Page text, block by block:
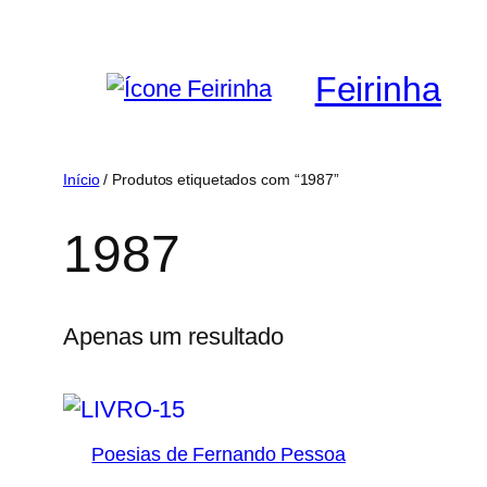
Feirinha
Início/ Produtos etiquetados com “1987”
1987
Apenas um resultado
Poesias de Fernando Pessoa